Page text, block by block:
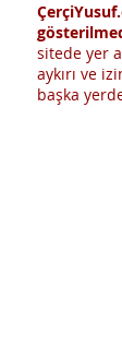
sitede yer
aykırı ve
başka